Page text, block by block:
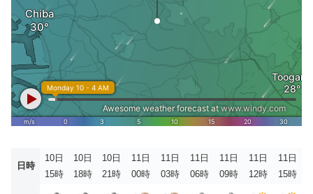
日時
10日
15時
10日
18時
10日
21時
11日
00時
11日
03時
11日
06時
11日
09時
11日
12時
11日
15時